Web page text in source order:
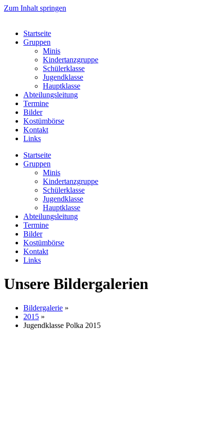
Zum Inhalt springen
Startseite
Gruppen
Minis
Kindertanzgruppe
Schülerklasse
Jugendklasse
Hauptklasse
Abteilungsleitung
Termine
Bilder
Kostümbörse
Kontakt
Links
Startseite
Gruppen
Minis
Kindertanzgruppe
Schülerklasse
Jugendklasse
Hauptklasse
Abteilungsleitung
Termine
Bilder
Kostümbörse
Kontakt
Links
Unsere Bildergalerien
Bildergalerie »
2015 »
Jugendklasse Polka 2015